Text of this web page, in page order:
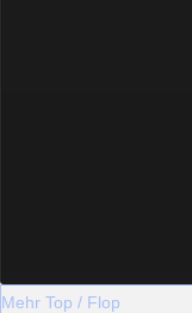
Mehr Top / Flop